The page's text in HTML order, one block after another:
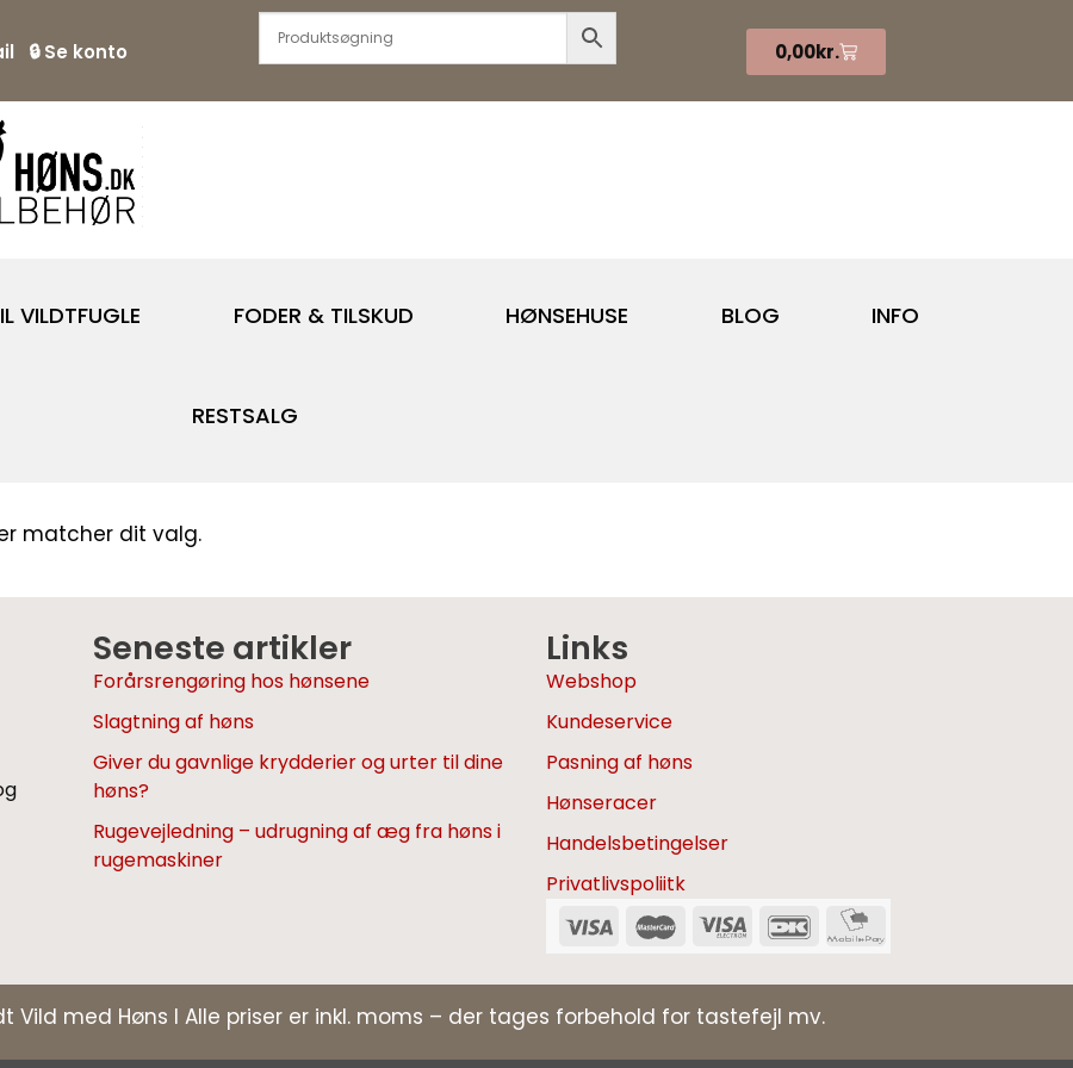
🔒Se konto 0,00kr.
VILDTFUGLE FODER & TILSKUD HØNSEHUSE BLOG INFO
RESTSALG
matcher dit valg.
Seneste artikler
Forårsrengøring hos hønsene
Slagtning af høns
Giver du gavnlige krydderier og urter til dine
høns?
Rugevejledning – udrugning af æg fra høns i
rugemaskiner
Links
Webshop
Kundeservice
Pasning af høns
Hønseracer
Handelsbetingelser
Privatlivspoliitk
Vild med Høns I Alle priser er inkl. moms – der tages forbehold for tastefejl mv.